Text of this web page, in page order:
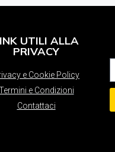
UTILI ALLA
PRIVACY
e Cookie Policy
e Condizioni
Contattaci